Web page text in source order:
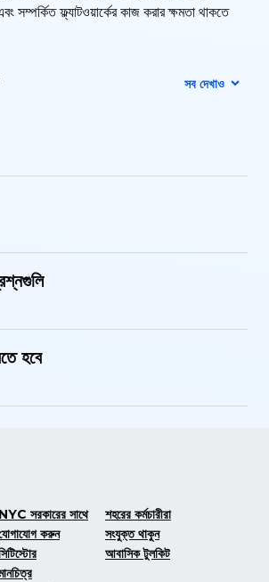
সম্পর্কিত ফ্ল্যাটওয়ার্কের কাজ করার ক্ষমতা থাকতে
সব দেখাও
হবে
NYC সরকারের সাথে
করুন
শহরের কর্মচারীরা
সংযুক্ত থাকুন
আবাসিক টুলকিট